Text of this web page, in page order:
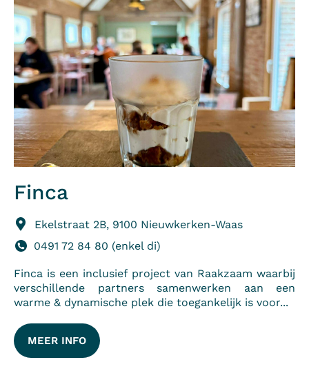
Finca
Ekelstraat 2B, 9100 Nieuwkerken-Waas
0491 72 84 80 (enkel di)
Finca is een inclusief project van Raakzaam waarbij
verschillende partners samenwerken aan een
warme & dynamische plek die toegankelijk is voor...
MEER INFO